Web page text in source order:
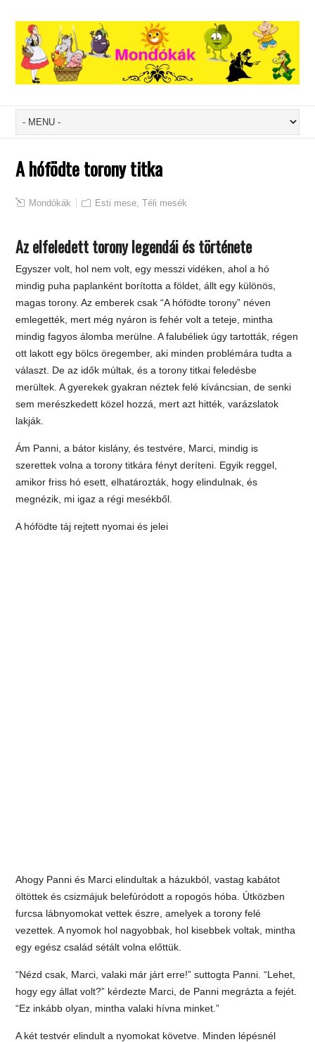
A hófödte torony titka
Mondókák Esti mese ,Téli mesék
Az elfeledett torony legendái és története
Egyszer volt, hol nem volt, egy messzi vidéken, ahol a hó
mindig puha paplanként borította a földet, állt egy különös,
magas torony. Az emberek csak “A hófödte torony” néven
emlegették, mert még nyáron is fehér volt a teteje, mintha
mindig fagyos álomba merülne. A falubéliek úgy tartották, régen
ott lakott egy bölcs öregember, aki minden problémára tudta a
választ. De az idők múltak, és a torony titkai feledésbe
merültek. A gyerekek gyakran néztek felé kíváncsian, de senki
sem merészkedett közel hozzá, mert azt hitték, varázslatok
lakják.
Ám Panni, a bátor kislány, és testvére, Marci, mindig is
szerettek volna a torony titkára fényt deríteni. Egyik reggel,
amikor friss hó esett, elhatározták, hogy elindulnak, és
megnézik, mi igaz a régi mesékből.
A hófödte táj rejtett nyomai és jelei
Ahogy Panni és Marci elindultak a házukból, vastag kabátot
öltöttek és csizmájuk belefúródott a ropogós hóba. Útközben
furcsa lábnyomokat vettek észre, amelyek a torony felé
vezettek. A nyomok hol nagyobbak, hol kisebbek voltak, mintha
egy egész család sétált volna előttük.
“Nézd csak, Marci, valaki már járt erre!” suttogta Panni. “Lehet,
hogy egy állat volt?” kérdezte Marci, de Panni megrázta a fejét.
“Ez inkább olyan, mintha valaki hívna minket.”
A két testvér elindult a nyomokat követve. Minden lépésnél